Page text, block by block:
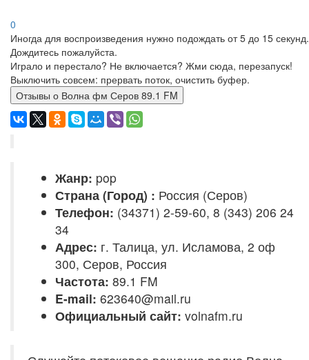
0
Иногда для воспроизведения нужно подождать от 5 до 15 секунд.
Дождитесь пожалуйста.
Играло и перестало? Не включается? Жми сюда, перезапуск!
Выключить совсем: прервать поток, очистить буфер.
Отзывы о Волна фм Серов 89.1 FM
Жанр: pop
Страна (Город) : Россия (Серов)
Телефон: (34371) 2-59-60, 8 (343) 206 24
34
Адрес: г. Талица, ул. Исламова, 2 оф
300, Серов, Россия
Частота: 89.1 FM
E-mail: 623640@mail.ru
Официальный сайт: volnafm.ru